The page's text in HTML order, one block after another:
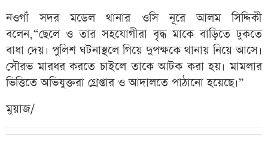
নওগাঁ সদর মডেল থানার ওসি নূরে আলম সিদ্দিকী
বলেন,“ছেলে ও তার সহযোগীরা বৃদ্ধ মাকে বাড়িতে ঢুকতে
বাধা দেয়। পুলিশ ঘটনাস্থলে গিয়ে দুপক্ষকে থানায় নিয়ে আসে।
সৌরভ মারধর করতে চাইলে তাকে আটক করা হয়। মামলার
ভিত্তিতে অভিযুক্তরা গ্রেপ্তার ও আদালতে পাঠানো হয়েছে।”
মুয়াজ/